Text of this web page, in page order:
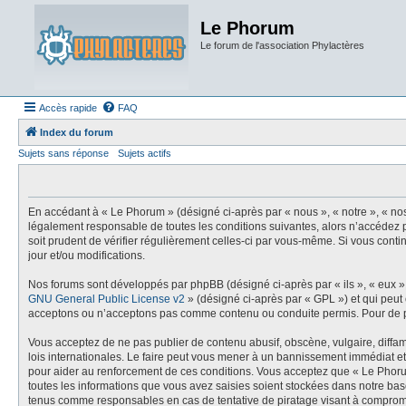
Le Phorum
Le forum de l'association Phylactères
Accès rapide FAQ
Index du forum
Sujets sans réponse
Sujets actifs
En accédant à « Le Phorum » (désigné ci-après par « nous », « notre », «
légalement responsable de toutes les conditions suivantes, alors
soit prudent de vérifier régulièrement celles-ci par vous-même. Si vous
jour et/ou modifications.
Nos forums sont développés par phpBB (désigné ci-après par « ils », «
GNU General Public License v2 » (désigné ci-après par « GPL ») et qui
acceptons ou n’acceptons pas comme contenu ou conduite permis. Pour
Vous acceptez de ne pas publier de contenu abusif, obscène, vulgaire,
lois internationales. Le faire peut vous mener à un bannissement immédiat
pour aider au renforcement de ces conditions. Vous acceptez que « Le
toutes les informations que vous avez saisies soient stockées dans notre
tenus comme responsables en cas de tentative de piratage visant à